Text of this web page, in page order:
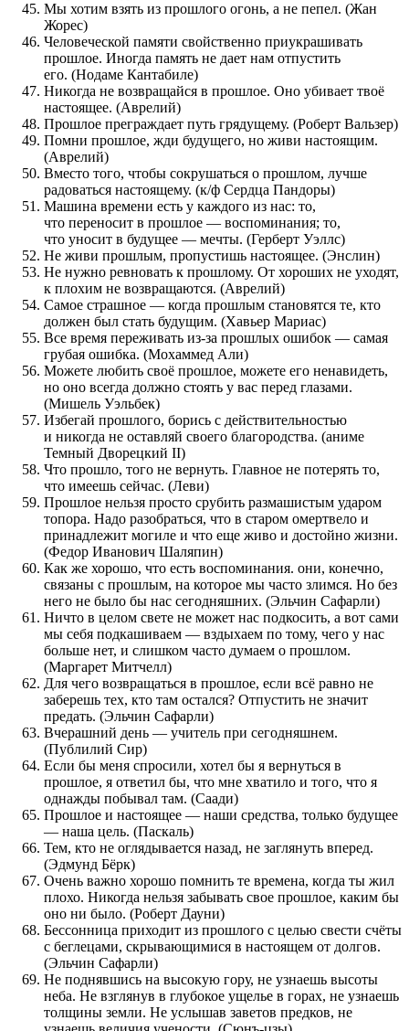
Мы хотим взять из прошлого огонь, а не пепел. (Жан
Жорес)
Человеческой памяти свойственно приукрашивать
прошлое. Иногда память не дает нам отпустить
его. (Нодаме Кантабиле)
Никогда не возвращайся в прошлое. Оно убивает твоё
настоящее. (Аврелий)
Прошлое преграждает путь грядущему. (Роберт Вальзер)
Помни прошлое, жди будущего, но живи настоящим.
(Аврелий)
Вместо того, чтобы сокрушаться о прошлом, лучше
радоваться настоящему. (к/ф Сердца Пандоры)
Машина времени есть у каждого из нас: то,
что переносит в прошлое — воспоминания; то,
что уносит в будущее — мечты. (Герберт Уэллс)
Не живи прошлым, пропустишь настоящее. (Энслин)
Не нужно ревновать к прошлому. От хороших не уходят,
к плохим не возвращаются. (Аврелий)
Самое страшное — когда прошлым становятся те, кто
должен был стать будущим. (Хавьер Мариас)
Все время переживать из-за прошлых ошибок — самая
грубая ошибка. (Мохаммед Али)
Можете любить своё прошлое, можете его ненавидеть,
но оно всегда должно стоять у вас перед глазами.
(Мишель Уэльбек)
Избегай прошлого, борись с действительностью
и никогда не оставляй своего благородства. (аниме
Темный Дворецкий II)
Что прошло, того не вернуть. Главное не потерять то,
что имеешь сейчас. (Леви)
Прошлое нельзя просто срубить размашистым ударом
топора. Надо разобраться, что в старом омертвело и
принадлежит могиле и что еще живо и достойно жизни.
(Федор Иванович Шаляпин)
Как же хорошо, что есть воспоминания. они, конечно,
связаны с прошлым, на которое мы часто злимся. Но без
него не было бы нас сегодняшних. (Эльчин Сафарли)
Ничто в целом свете не может нас подкосить, а вот сами
мы себя подкашиваем — вздыхаем по тому, чего у нас
больше нет, и слишком часто думаем о прошлом.
(Маргарет Митчелл)
Для чего возвращаться в прошлое, если всё равно не
заберешь тех, кто там остался? Отпустить не значит
предать. (Эльчин Сафарли)
Вчерашний день — учитель при сегодняшнем.
(Публилий Сир)
Если бы меня спросили, хотел бы я вернуться в
прошлое, я ответил бы, что мне хватило и того, что я
однажды побывал там. (Саади)
Прошлое и настоящее — наши средства, только будущее
— наша цель. (Паскаль)
Тем, кто не оглядывается назад, не заглянуть вперед.
(Эдмунд Бёрк)
Очень важно хорошо помнить те времена, когда ты жил
плохо. Никогда нельзя забывать свое прошлое, каким бы
оно ни было. (Роберт Дауни)
Бессонница приходит из прошлого с целью свести счёты
с беглецами, скрывающимися в настоящем от долгов.
(Эльчин Сафарли)
Не поднявшись на высокую гору, не узнаешь высоты
неба. Не взглянув в глубокое ущелье в горах, не узнаешь
толщины земли. Не услышав заветов предков, не